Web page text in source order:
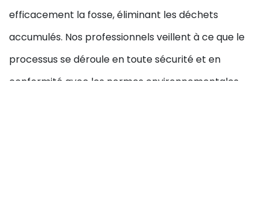
efficacement la fosse, éliminant les déchets
accumulés. Nos professionnels veillent à ce que le
processus se déroule en toute sécurité et en
conformité avec les normes environnementales.